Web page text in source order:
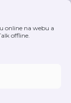
online na webu a
offline.